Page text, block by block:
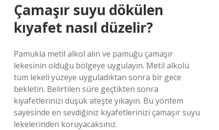
Çamaşır suyu dökülen
kıyafet nasıl düzelir?
Pamukla metil alkol alın ve pamuğu çamaşır
lekesinin olduğu bölgeye uygulayın. Metil alkolü
tüm lekeli yüzeye uyguladıktan sonra bir gece
bekletin. Belirtilen süre geçtikten sonra
kıyafetlerinizi düşük ateşte yıkayın. Bu yöntem
sayesinde en sevdiğiniz kıyafetlerinizi çamaşır suyu
lekelerinden koruyacaksınız.